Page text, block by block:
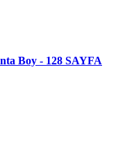
Boy - 128 SAYFA